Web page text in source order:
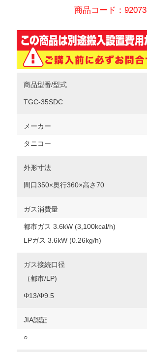
商品コード：92073
商品型番/型式
TGC-35SDC
メーカー
タニコー
外形寸法
間口350×奥行360×高さ70
ガス消費量
都市ガス 3.6kW (3,100kcal/h)
LPガス 3.6kW (0.26kg/h)
ガス接続口径
（都市/LP)
Φ13/Φ9.5
JIA認証
○